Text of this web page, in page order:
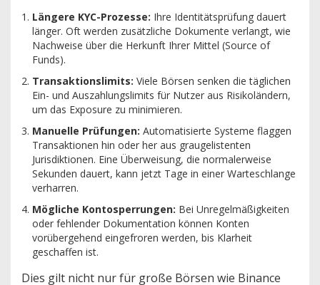
Längere KYC-Prozesse: Ihre Identitätsprüfung dauert
länger. Oft werden zusätzliche Dokumente verlangt, wie
Nachweise über die Herkunft Ihrer Mittel (Source of
Funds).
Transaktionslimits: Viele Börsen senken die täglichen
Ein- und Auszahlungslimits für Nutzer aus Risikoländern,
um das Exposure zu minimieren.
Manuelle Prüfungen: Automatisierte Systeme flaggen
Transaktionen hin oder her aus graugelistenten
Jurisdiktionen. Eine Überweisung, die normalerweise
Sekunden dauert, kann jetzt Tage in einer Warteschlange
verharren.
Mögliche Kontosperrungen: Bei Unregelmäßigkeiten
oder fehlender Dokumentation können Konten
vorübergehend eingefroren werden, bis Klarheit
geschaffen ist.
Dies gilt nicht nur für große Börsen wie Binance